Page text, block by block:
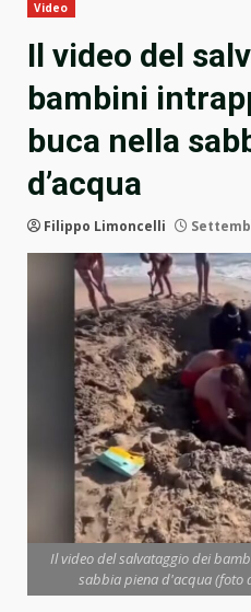
Video
Il video del
bambini
buca nella
d’acqua
Filippo Limoncelli
Il video del salvataggio dei
sabbia piena d'acqua (foto